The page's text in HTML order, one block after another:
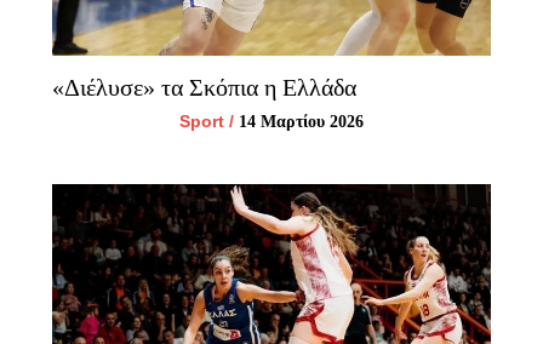
«Διέλυσε» τα Σκόπια η Ελλάδα
Sport / 14 Μαρτίου 2026